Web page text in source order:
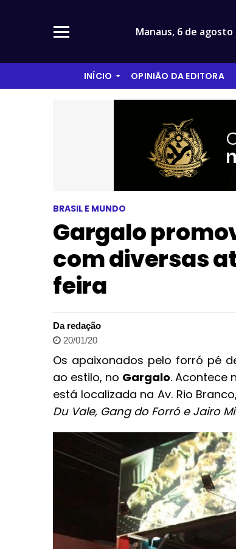
Manaus, 6 de agosto
INÍCIO OPINIÃO DA EDITORA
BRASIL E MUNDO
Gargalo
com diversas
feira
Da redação
20/01/20
Os apaixonados pelo forró pé
ao estilo, no Gargalo. Acontece
está localizada na Av. Rio
Du Vale, Gang do Forró e Jairo